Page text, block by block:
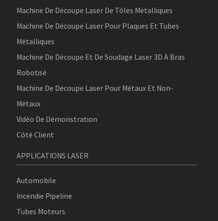
Machine De Découpe Laser De Tôles Métalliques
Machine De Découpe Laser Pour Plaques Et Tubes
Métalliques
Machine De Découpe Et De Soudage Laser 3D À Bras
Robotisé
Machine De Découpe Laser Pour Métaux Et Non-
Métaux
Vidéo De Démonstration
Côté Client
APPLICATIONS LASER
Automobile
Incendie Pipeline
Tubes Moteurs